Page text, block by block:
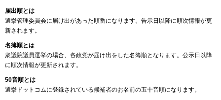
届出順とは
選挙管理委員会に届け出があった順番になります。告示日以降に順次情報が更
新されます。
名簿順とは
衆議院議員選挙の場合、各政党が届け出をした名簿順となります。公示日以降
に順次情報が更新されます。
50音順とは
選挙ドットコムに登録されている候補者のお名前の五十音順になります。